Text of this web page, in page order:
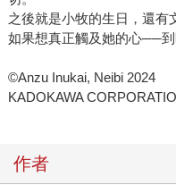
之後就是小牧的生日，還有
如果想真正觸及她的心──到
©Anzu Inukai, Neibi 2024
KADOKAWA
作者